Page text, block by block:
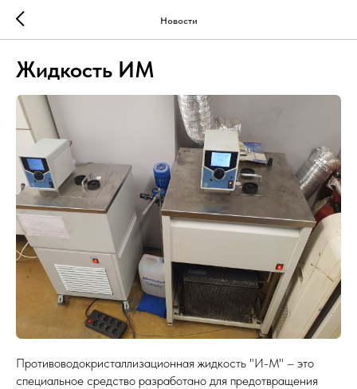
Новости
Жидкость ИМ
Противоводокристаллизационная жидкость "И-М" – это
специальное средство разработано для предотвращения